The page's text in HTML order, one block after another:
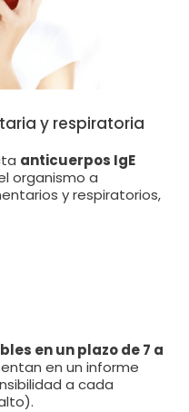
y respiratoria
anticuerpos IgE
organismo a
y respiratorios,
en un plazo de 7 a
en un informe
a cada